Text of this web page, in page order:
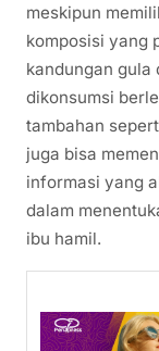
meskipun
komposisi yang
kandungan gula
dikonsumsi
tambahan
juga bisa
informasi yang
dalam
ibu hamil.